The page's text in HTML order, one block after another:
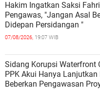
Hakim Ingatkan Saksi
Pengawas, "Jangan Asal
Didepan Persidangan "
07/08/2026, 19:07 WIB
Sidang Korupsi Waterfront
PPK Akui Hanya Lanjutkan
Beberkan Pengawasan